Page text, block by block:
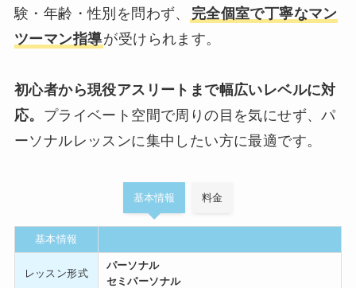
験・年齢・性別を問わず、
完全個室で丁寧なマン
ツーマン指導が受けられます。
初心者から現役アスリートまで幅広いレベルに対
応。 プライベート空間で周りの目を気にせず、パ
ーソナルレッスンに集中したい方に最適です。
基本情報 料金
基本情報
レッスン形式
パーソナル
セミパーソナル